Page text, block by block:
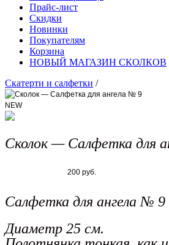
Прайс-лист
Скидки
Новинки
Покупателям
Корзина
НОВЫЙ МАГАЗИН СКОЛКОВ
Скатерти и салфетки /
NEW
Сколок — Салфетка для
200 руб.
Салфетка для ангела № 9
Диаметр 25 см.